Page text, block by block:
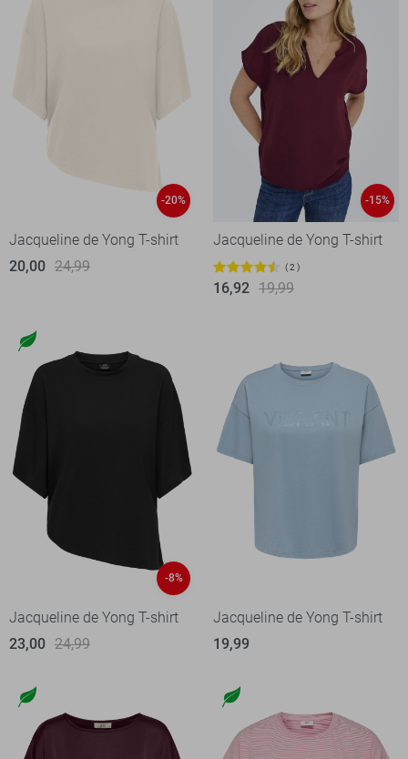
-20%
Jacqueline de Yong T-shirt
20,00 24,99
-15%
Jacqueline de Yong T-shirt
2
16,92 19,99
-8%
Jacqueline de Yong T-shirt
23,00 24,99
Jacqueline de Yong T-shirt
19,99